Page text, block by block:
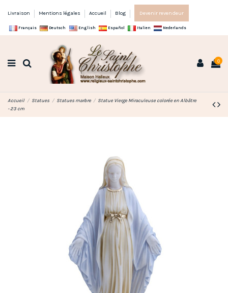
Livraison Mentions légales Accueil Blog Devenir revendeur
Français Deutsch English Español Italien Nederlands
0
Accueil Statues Statues marbre
Statue Vierge Miraculeuse colorée en Albâtre
- 23 cm